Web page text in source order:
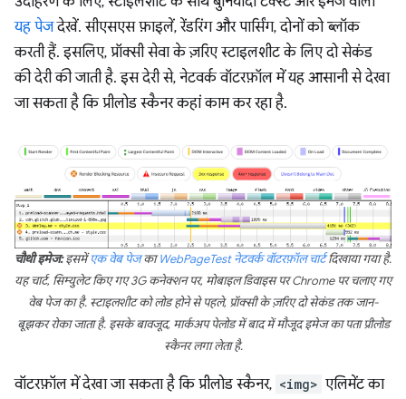
यह पेजदेखें. सीएसएस फ़ाइलें, रेंडरिंग और पार्सिंग, दोनों को ब्लॉक
करती हैं. इसलिए, प्रॉक्सी सेवा के ज़रिए स्टाइलशीट के लिए दो सेकंड
की देरी की जाती है. इस देरी से, नेटवर्क वॉटरफ़ॉल में यह आसानी से देखा
जा सकता है कि प्रीलोड स्कैनर कहां काम कर रहा है.
चौथी इमेज:इसमेंएक वेब पेजकाWebPageTest नेटवर्क वॉटरफ़ॉल चार्टदिखाया गया है.
यह चार्ट, सिम्युलेट किए गए 3G कनेक्शन पर, मोबाइल डिवाइस पर Chrome पर चलाए गए
वेब पेज का है. स्टाइलशीट को लोड होने से पहले, प्रॉक्सी के ज़रिए दो सेकंड तक जान-
बूझकर रोका जाता है. इसके बावजूद, मार्कअप पेलोड में बाद में मौजूद इमेज का पता प्रीलोड
स्कैनर लगा लेता है.
वॉटरफ़ॉल में देखा जा सकता है कि प्रीलोड स्कैनर, <img> एलिमेंट का